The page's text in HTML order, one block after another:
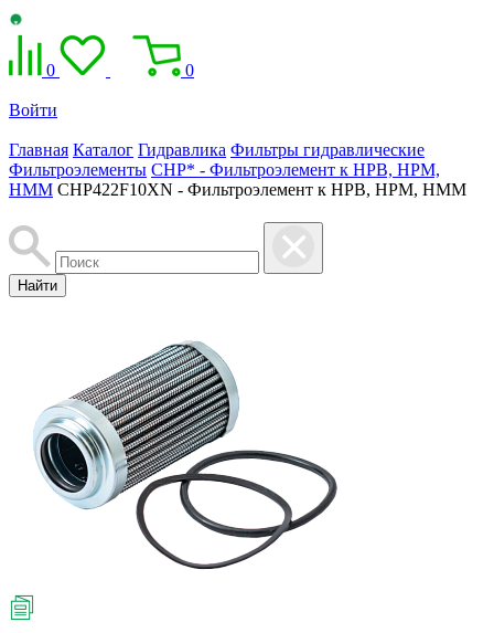
0 0
Войти
Главная Каталог Гидравлика Фильтры гидравлические
Фильтроэлементы CHP* - Фильтроэлемент к HPB, HPM,
HMM CHP422F10XN - Фильтроэлемент к HPB, HPM, HMM
Найти